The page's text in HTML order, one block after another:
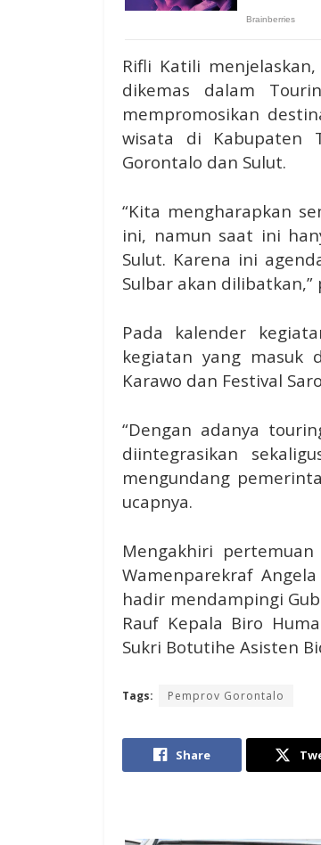
Rifli Katili
dikemas dalam
mempromosikan
wisata di Kabupaten
Gorontalo dan Sulut.
“Kita mengharapkan
ini, namun saat ini
Sulut. Karena ini
Sulbar akan dilibatkan,”
Pada kalender
kegiatan yang masuk
Karawo dan Festival
“Dengan adanya
diintegrasikan
mengundang
ucapnya.
Mengakhiri
Wamenparekraf
hadir mendampingi
Rauf Kepala Biro
Sukri Botutihe Asisten
Tags: Pemprov Gorontalo
Share